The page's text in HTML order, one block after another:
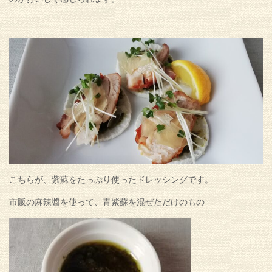
こちらが、紫蘇をたっぷり使ったドレッシングです。
市販の麻辣醬を使って、青紫蘇を混ぜただけのもの